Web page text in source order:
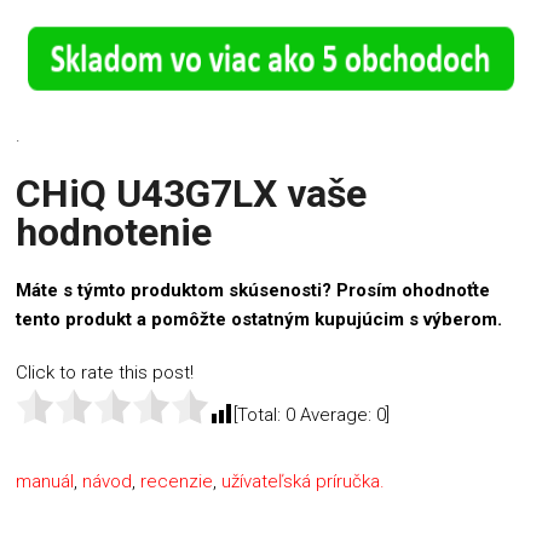
.
CHiQ U43G7LX vaše
hodnotenie
Máte s týmto produktom skúsenosti? Prosím ohodnoťte
tento produkt a pomôžte ostatným kupujúcim s výberom.
Click to rate this post!
[Total: 0 Average: 0
manuál, návod, recenzie, užívateľská príručka.